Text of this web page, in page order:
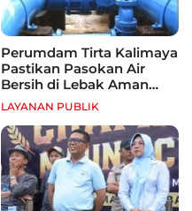
Perumdam Tirta Kalimaya
Pastikan Pasokan Air
Bersih di Lebak Aman
Selama Kemarau
LAYANAN PUBLIK